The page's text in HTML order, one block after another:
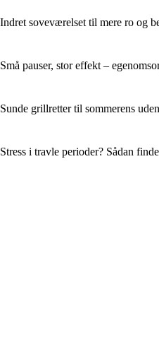
Indret soveværelset til mere ro og
Små pauser, stor effekt –
Sunde grillretter til sommerens
Stress i travle perioder? Sådan